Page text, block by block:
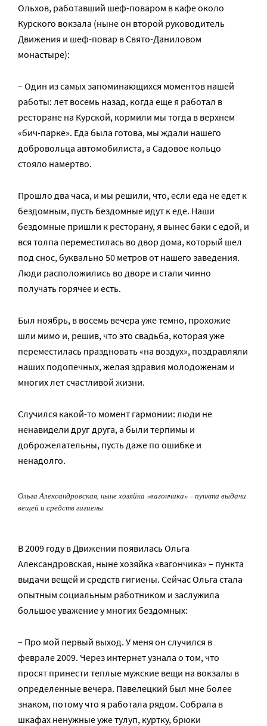
Ольхов, работавший шеф-поваром в кафе около
Курского вокзала (ныне он второй руководитель
Движения и шеф-повар в Свято-Даниловом
монастыре):
– Один из самых запоминающихся моментов нашей
работы: лет восемь назад, когда еще я работал в
ресторане на Курской, кормили мы тогда в верхнем
«бич-парке». Еда была готова, мы ждали нашего
добровольца автомобилиста, а Садовое кольцо
стояло намертво.
Прошло два часа, и мы решили, что, если еда не едет к
бездомным, пусть бездомные идут к еде. Наши
бездомные пришли к ресторану, я вынес баки с едой, и
вся толпа переместилась во двор дома, который шел
под снос, буквально 50 метров от нашего заведения.
Люди расположились во дворе и стали чинно
получать горячее и есть.
Был ноябрь, в восемь вечера уже темно, прохожие
шли мимо и, решив, что это свадьба, которая уже
переместилась праздновать «на воздух», поздравляли
наших подопечных, желая здравия молодоженам и
многих лет счастливой жизни.
Случился какой-то момент гармонии: люди не
ненавидели друг друга, а были терпимы и
доброжелательны, пусть даже по ошибке и
ненадолго.
Ольга Александровская, ныне хозяйка «вагончика» – пункта выдачи
вещей и средств гигиены
В 2009 году в Движении появилась Ольга
Александровская, ныне хозяйка «вагончика» – пункта
выдачи вещей и средств гигиены. Сейчас Ольга стала
опытным социальным работником и заслужила
большое уважение у многих бездомных:
– Про мой первый выход. У меня он случился в
феврале 2009. Через интернет узнала о том, что
просят принести теплые мужские вещи на вокзалы в
определенные вечера. Павелецкий был мне более
знаком, потому что я работала рядом. Собрала в
шкафах ненужные уже тулуп, куртку, брюки